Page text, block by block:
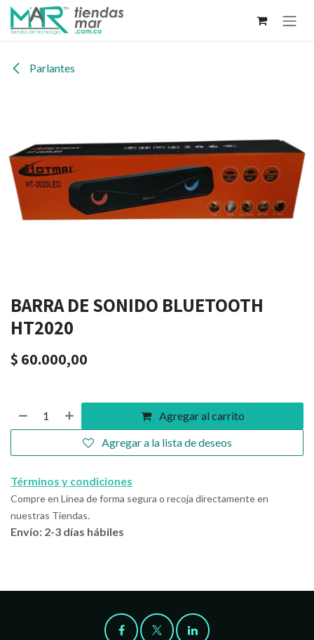
Ir al contenido
Parlantes
BARRA DE SONIDO BLUETOOTH
HT2020
$ 60.000,00
Agregar al carrito
Agregar a la lista de deseos
Términos y condiciones
Compre en Línea de forma segura o recoja directamente en
nuestras Tiendas.
Envío: 2-3 días hábiles